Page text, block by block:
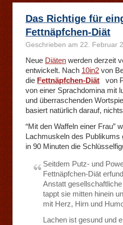
Das Richtige für
Fettnäpfchen-Diät
Geschrieben am 22. Februar
Neue Diäten werden derzeit
entwickelt. Nach 10in2 von
die Fettnäpfchen-Diät von
von einer Sprachdomina mit
und überraschenden
basiert natürlich darauf,
“Mit den Waffeln einer Frau”
Lachmuskeln des Publikums
in 90 Minuten die
Seitdem Putz- und
Fettnäpfchen-Diät
Anstatt
tappt sie mitten hinein
mit Herz, Hirn und
Lachen ist gesund und